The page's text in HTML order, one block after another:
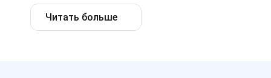
Читать больше